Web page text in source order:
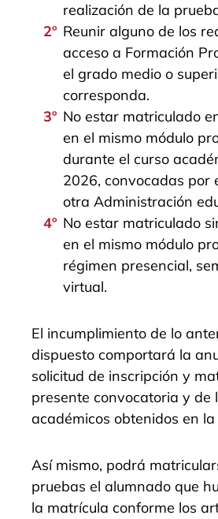
realización de la
Reunir alguno de los
acceso a Formación
el grado medio o
corresponda.
No estar matriculado
en el mismo módulo
durante el curso
2026, convocadas por
otra Administración
No estar matriculado
en el mismo módulo
régimen presencial,
virtual.
El incumplimiento de lo
dispuesto comportará la
solicitud de inscripción y
presente convocatoria y de
académicos obtenidos en la
Así mismo, podrá
pruebas el alumnado que
la matrícula conforme los